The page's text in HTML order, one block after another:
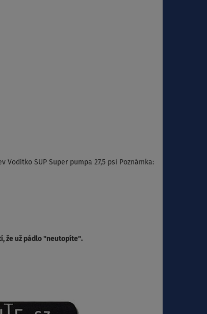
Vodítko SUP Super pumpa 27,5 psi Poznámka:
že už pádlo "neutopíte".